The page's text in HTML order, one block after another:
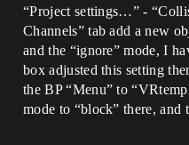
“Project settings…” -
Channels” tab add a new
and the “ignore” mode, I
box adjusted this setting
the BP “Menu” to
mode to “block” there, and